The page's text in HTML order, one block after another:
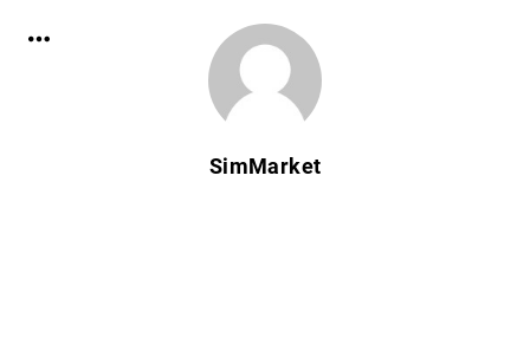
SimMarket